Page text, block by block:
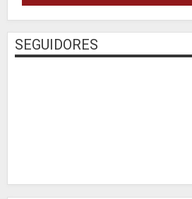
SEGUIDORES